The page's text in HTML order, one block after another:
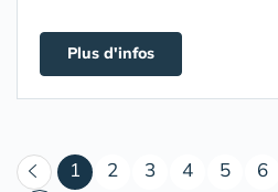
Plus d'infos
1 (courant)
2 3 4 5 6